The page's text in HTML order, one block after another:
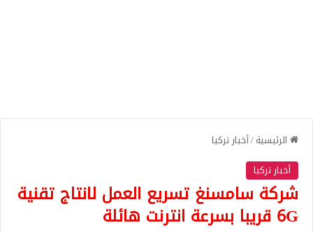
الرئيسية/أخبار تركيا
أخبار تركيا
شركة سامسنغ تسريع العمل لانتاج تقنية
6G قريبا بسرعة انترنت هائلة